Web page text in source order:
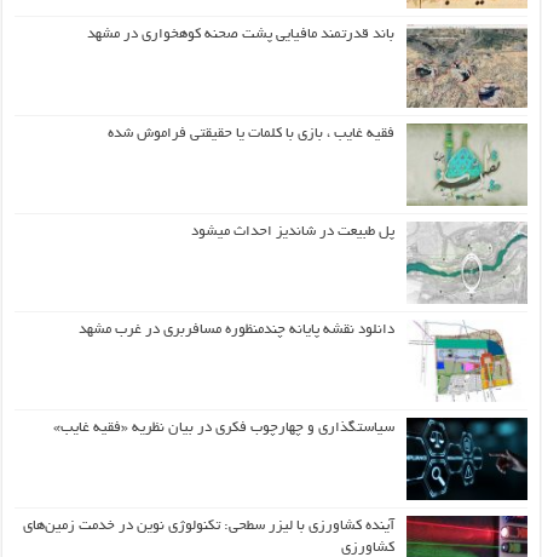
باند قدرتمند مافیایی پشت صحنه کوهخواری در مشهد
فقیه غایب ، بازی با کلمات یا حقیقتی فراموش شده
پل طبیعت در شاندیز احداث میشود
دانلود نقشه پایانه چندمنظوره مسافربری در غرب مشهد
سیاستگذاری و چهارچوب فکری در بیان نظریه «فقیه غایب»
آینده کشاورزی با لیزر سطحی: تکنولوژی نوین در خدمت زمین‌های
کشاورزی